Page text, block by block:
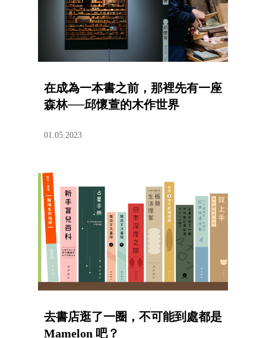
在成為一本書之前，那裡先有一座
森林──邱懷萱的木作世界
01.05.2023
去書店逛了一圈，不可能到處都是
Mamelon 吧？